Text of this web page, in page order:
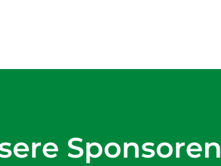
Sponsoren